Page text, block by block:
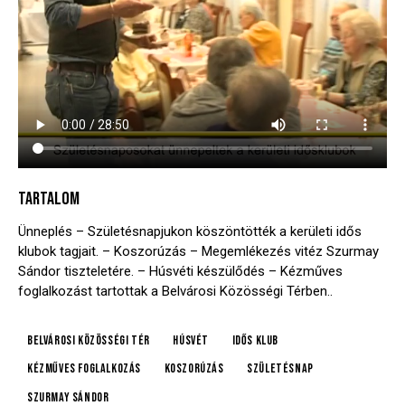
TARTALOM
Ünneplés – Születésnapjukon köszöntötték a kerületi idős
klubok tagjait. – Koszorúzás – Megemlékezés vitéz Szurmay
Sándor tiszteletére. – Húsvéti készülődés – Kézműves
foglalkozást tartottak a Belvárosi Közösségi Térben..
Belvárosi Közösségi Tér húsvét
idős klub
kézműves foglalkozás
koszorúzás
születésnap
Szurmay Sándor